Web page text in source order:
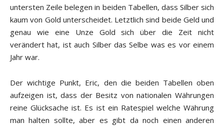
untersten Zeile belegen in beiden Tabellen, dass Silber sich
kaum von Gold unterscheidet. Letztlich sind beide Geld und
genau wie eine Unze Gold sich über die Zeit nicht
verändert hat, ist auch Silber das Selbe was es vor einem
Jahr war.
Der wichtige Punkt, Eric, den die beiden Tabellen oben
aufzeigen ist, dass der Besitz von nationalen Währungen
reine Glücksache ist. Es ist ein Ratespiel welche Währung
man halten sollte, aber es gibt da noch einen anderen